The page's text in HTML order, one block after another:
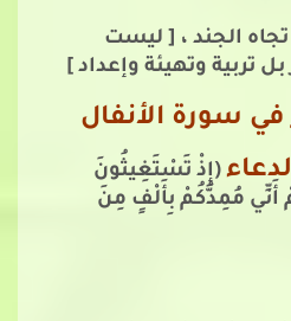
تجاه الجند ، [ ليست
تربية وتهيئة وإعداد ]
في سورة الأنفال
(إِذْ تَسْتَغِيثُونَ
أَنِّي مُمِدُّكُمْ بِأَلْفٍ مِنَ